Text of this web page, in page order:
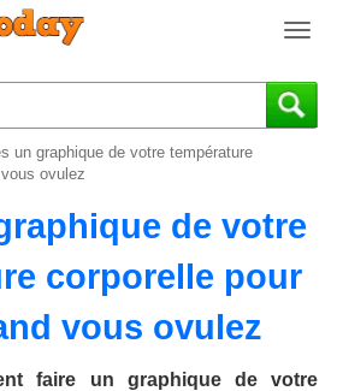
T
g
g
a
v
i
i
un graphique de votre température
ovulez
de votre
corporelle pour
vous ovulez
faire un graphique de votre